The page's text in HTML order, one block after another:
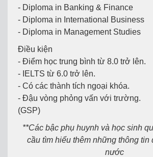
- Diploma in Banking & Finance
- Diploma in International Business
- Diploma in Management Studies
Điều kiện
- Điểm học trung bình từ 8.0 trở lên.
- IELTS từ 6.0 trở lên.
- Có các thành tích ngoại khóa.
- Đậu vòng phỏng vấn với trường.
(GSP)
**Các bậc phụ huynh và học sinh
cầu tìm hiểu thêm những thông tin
nước